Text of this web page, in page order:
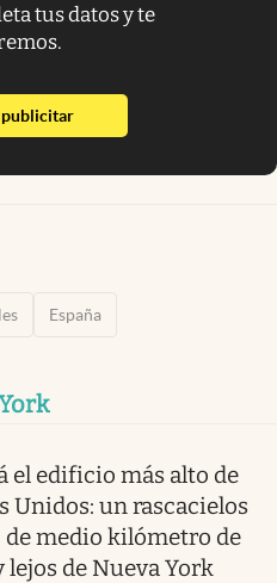
tus datos y te
abre en nueva pestaña
España
el edificio más alto de
Unidos: un rascacielos
de medio kilómetro de
lejos de Nueva York